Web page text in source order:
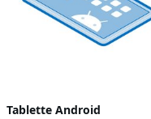
Tablette Android